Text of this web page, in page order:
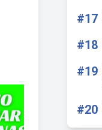
#17
#18
#19
#20